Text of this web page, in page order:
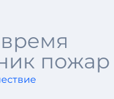
пожар